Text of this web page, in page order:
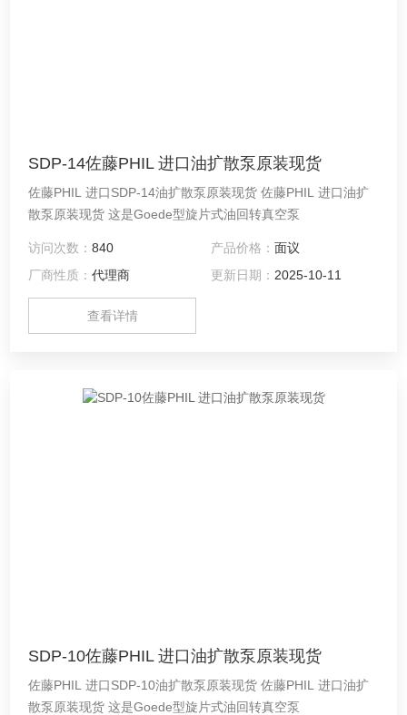
SDP-14佐藤PHIL 进口油扩散泵原装现货
佐藤PHIL 进口SDP-14油扩散泵原装现货 佐藤PHIL 进口油扩
散泵原装现货 这是Goede型旋片式油回转真空泵
访问次数：840 产品价格： 面议
厂商性质：代理商 更新日期： 2025-10-11
查看详情
SDP-10佐藤PHIL 进口油扩散泵原装现货
佐藤PHIL 进口SDP-10油扩散泵原装现货 佐藤PHIL 进口油扩
散泵原装现货 这是Goede型旋片式油回转真空泵